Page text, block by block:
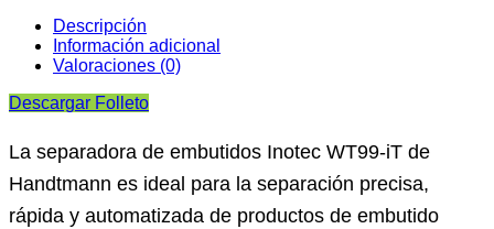
Descripción
Información adicional
Valoraciones (0)
Descargar Folleto
La separadora de embutidos Inotec WT99-iT de
Handtmann es ideal para la separación precisa,
rápida y automatizada de productos de embutido